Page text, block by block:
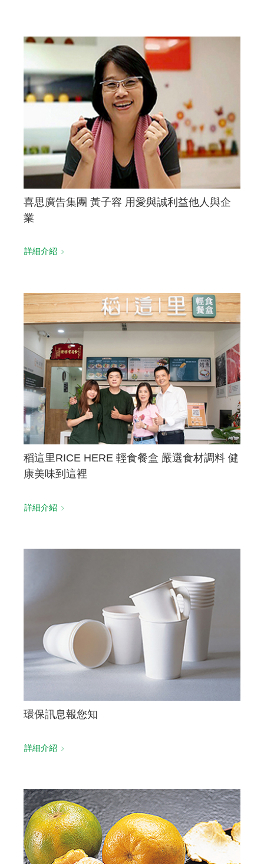
喜思廣告集團 黃子容 用愛與誠利益他人與企
業
詳細介紹
稻這里RICE HERE 輕食餐盒 嚴選食材調料 健
康美味到這裡
詳細介紹
環保訊息報您知
詳細介紹